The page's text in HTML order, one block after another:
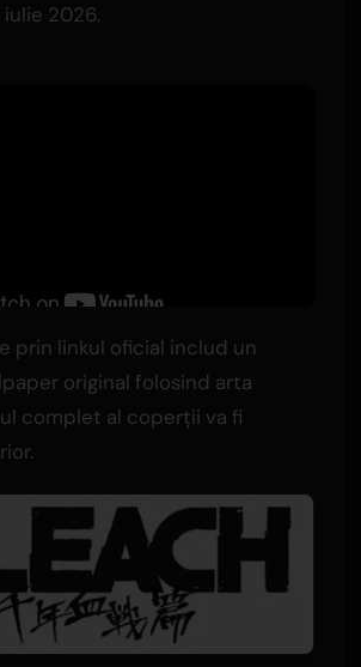
2026.
prin linkul oficial includ un
original folosind arta
complet al coperții va fi